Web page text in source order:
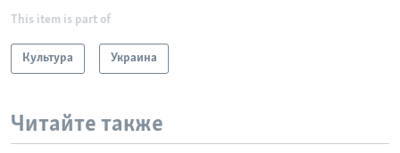
This item is part of
Культура Украина
Читайте также